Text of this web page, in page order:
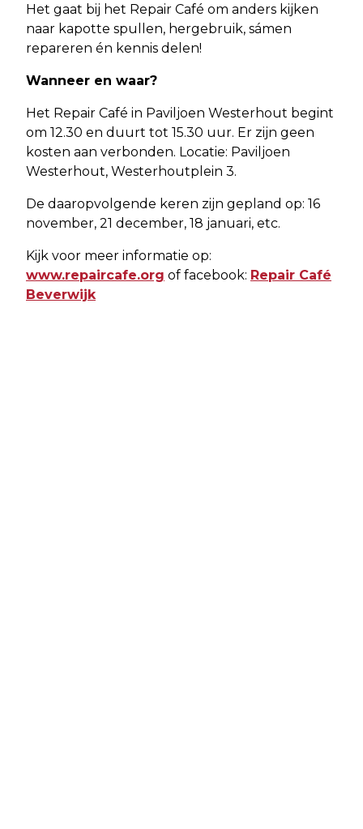
Het gaat bij het Repair Café om anders kijken
naar kapotte spullen, hergebruik, sámen
repareren én kennis delen!
Wanneer en waar?
Het Repair Café in Paviljoen Westerhout begint
om 12.30 en duurt tot 15.30 uur. Er zijn geen
kosten aan verbonden. Locatie: Paviljoen
Westerhout, Westerhoutplein 3.
De daaropvolgende keren zijn gepland op: 16
november, 21 december, 18 januari, etc.
Kijk voor meer informatie op:
www.repaircafe.org of facebook: Repair Café
Beverwijk